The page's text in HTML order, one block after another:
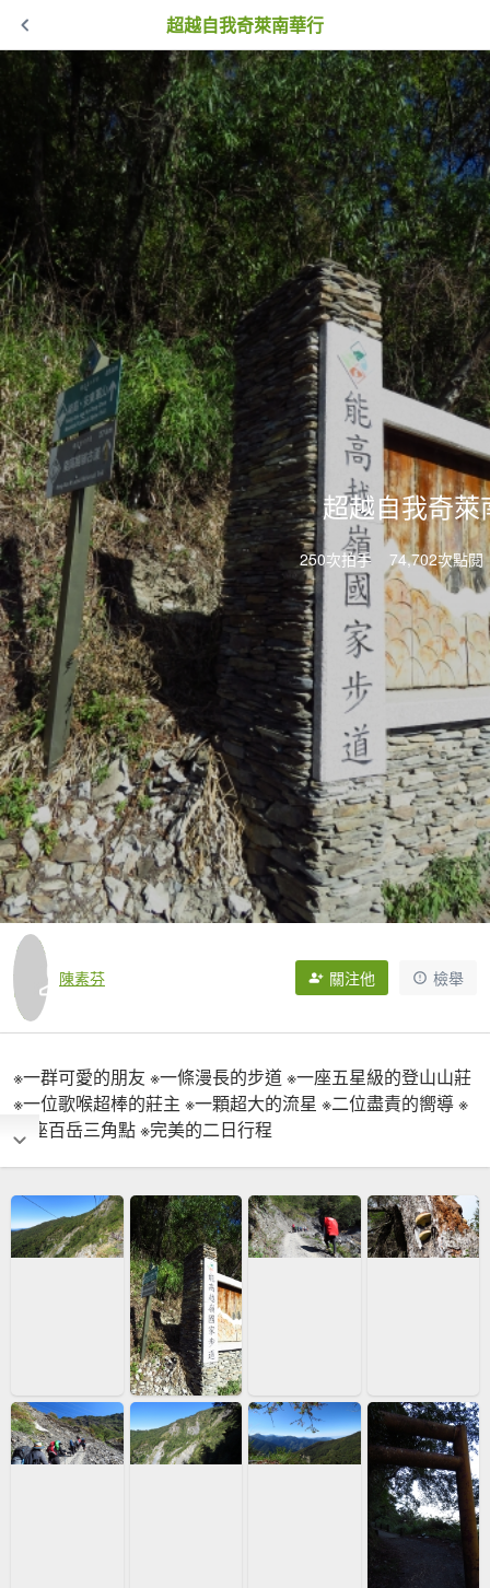
超越自我奇萊南華行
超越自我奇萊
250次拍手 74,702次點閱
陳素芬 關注他 檢舉
※一群可愛的朋友 ※一條漫長的步道 ※一座五星級的登山山莊
※一位歌喉超棒的莊主 ※一顆超大的流星 ※二位盡責的嚮導 ※
二座百岳三角點 ※完美的二日行程